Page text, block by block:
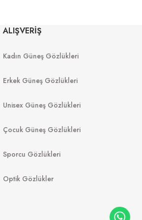
Rb 0360S 140371 57
ALIŞVERİŞ
Kadın Güneş Gözlükleri
Erkek Güneş Gözlükleri
Unisex Güneş Gözlükleri
Çocuk Güneş Gözlükleri
Sporcu Gözlükleri
Optik Gözlükler